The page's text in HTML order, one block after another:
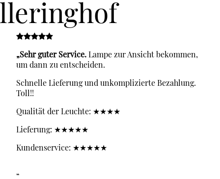
„Sehr guter Service.Lampe zur Ansicht bekommen,
um dann zu entscheiden.
Schnelle Lieferung und unkomplizierte Bezahlung.
Toll!!
Qualität der Leuchte: ★★★★
Lieferung: ★★★★★
Kundenservice: ★★★★★
“